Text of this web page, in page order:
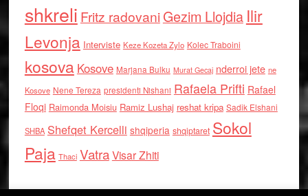
shkreli Fritz radovaniGezim Llojdia Ilir
Levonja Interviste Keze Kozeta Zylo Kolec Traboini
kosova Kosove Marjana Bulku Murat Gecaj nderroi jete ne
Kosove Nene Tereza presidenti Nishani Rafaela Prifti Rafael
Floqi Raimonda Moisiu Ramiz Lushaj reshat kripa Sadik Elshani
SHBA Shefqet Kercelli shqiperia shqiptaret Sokol
Paja Thaci VatraVisar Zhiti